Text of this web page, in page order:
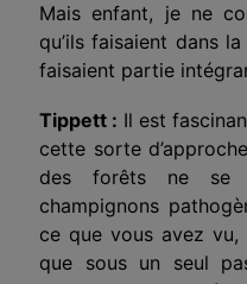
Mais enfant, je ne
qu’ils faisaient dans
faisaient partie
Tippett : Il est
cette sorte
des forêts ne se
champignons
ce que vous avez vu,
que sous un seul